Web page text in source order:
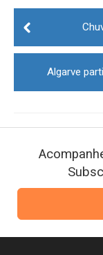
Post
navigation
Algarve